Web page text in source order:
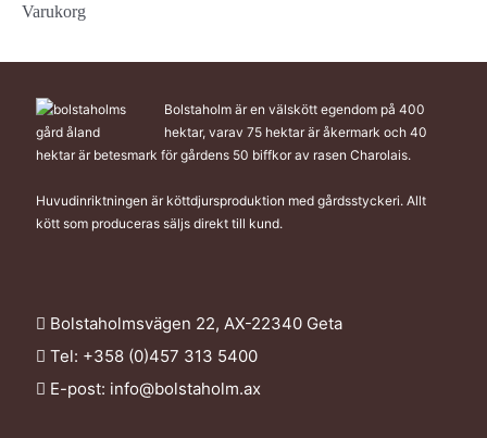
Varukorg
Bolstaholm är en välskött egendom på 400
hektar, varav 75 hektar är åkermark och 40
hektar är betesmark för gårdens 50 biffkor av rasen Charolais.
Huvudinriktningen är köttdjursproduktion med gårdsstyckeri. Allt
kött som produceras säljs direkt till kund.
Bolstaholmsvägen 22, AX-22340 Geta
Tel: +358 (0)457 313 5400
E-post: info@bolstaholm.ax